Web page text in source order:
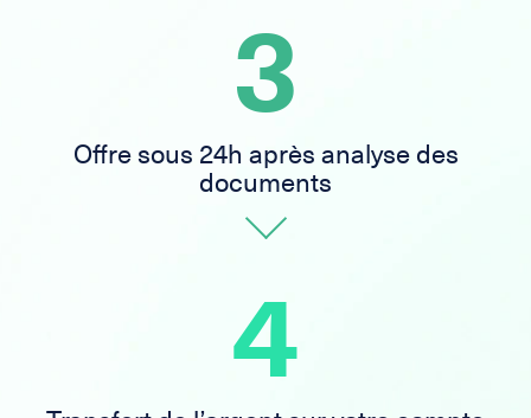
3
Offre sous 24h après analyse des
documents
4